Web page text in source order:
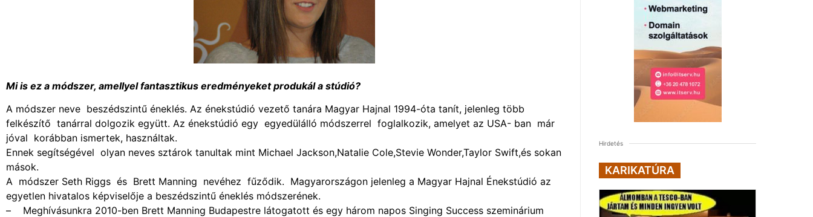
Mi is ez a módszer, amellyel fantasztikus eredményeket produkál a stúdió?
A módszer neve beszédszintű éneklés. Az énekstúdió vezető tanára Magyar Hajnal 1994-óta tanít, jelenleg több
felkészítő tanárral dolgozik együtt. Az énekstúdió egy egyedülálló módszerrel foglalkozik, amelyet az USA- ban már
jóval korábban ismertek, használtak.
Ennek segítségével olyan neves sztárok tanultak mint Michael Jackson,Natalie Cole,Stevie Wonder,Taylor Swift,és sokan
mások.
A módszer Seth Riggs és Brett Manning nevéhez fűződik. Magyarországon jelenleg a Magyar Hajnal Énekstúdió az
egyetlen hivatalos képviselője a beszédszintű éneklés módszerének.
– Meghívásunkra 2010-ben Brett Manning Budapestre látogatott és egy három napos Singing Success szeminárium
Hirdetés
KARIKATÚRA